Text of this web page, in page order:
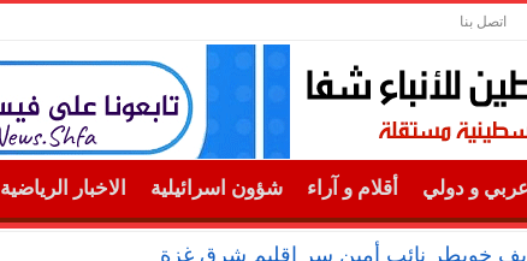
اتصل بنا
و دولي أقلام و آراء شؤون اسرائيلية الاخبار الرياضية
خويطر نائب أمين سر إقليم شرق غزة